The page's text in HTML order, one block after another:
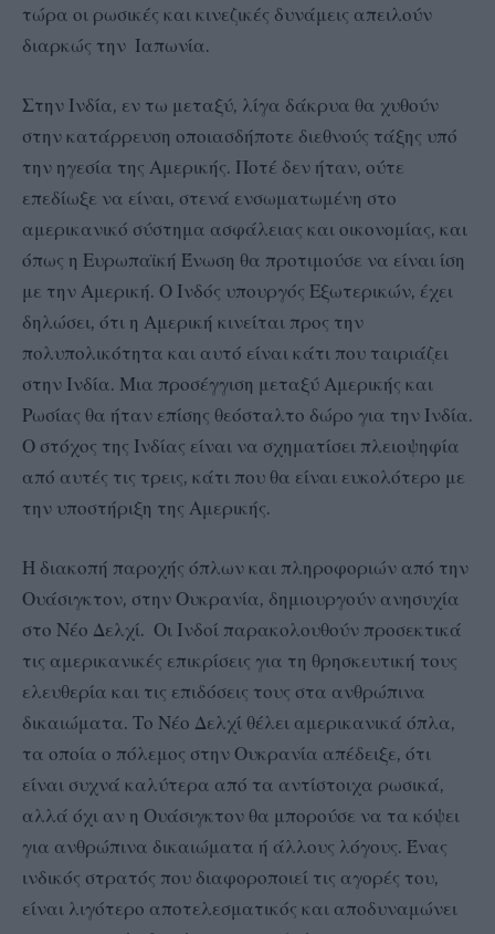
τώρα οι ρωσικές και κινεζικές δυνάμεις απειλούν
διαρκώς την Ιαπωνία.
Στην Ινδία, εν τω μεταξύ, λίγα δάκρυα θα χυθούν
στην κατάρρευση οποιασδήποτε διεθνούς τάξης υπό
την ηγεσία της Αμερικής. Ποτέ δεν ήταν, ούτε
επεδίωξε να είναι, στενά ενσωματωμένη στο
αμερικανικό σύστημα ασφάλειας και οικονομίας, και
όπως η Ευρωπαϊκή Ένωση θα προτιμούσε να είναι ίση
με την Αμερική. Ο Ινδός υπουργός Εξωτερικών, έχει
δηλώσει, ότι η Αμερική κινείται προς την
πολυπολικότητα και αυτό είναι κάτι που ταιριάζει
στην Ινδία. Μια προσέγγιση μεταξύ Αμερικής και
Ρωσίας θα ήταν επίσης θεόσταλτο δώρο για την Ινδία.
Ο στόχος της Ινδίας είναι να σχηματίσει πλειοψηφία
από αυτές τις τρεις, κάτι που θα είναι ευκολότερο με
την υποστήριξη της Αμερικής.
Η διακοπή παροχής όπλων και πληροφοριών από την
Ουάσιγκτον, στην Ουκρανία, δημιουργούν ανησυχία
στο Νέο Δελχί. Οι Ινδοί παρακολουθούν προσεκτικά
τις αμερικανικές επικρίσεις για τη θρησκευτική τους
ελευθερία και τις επιδόσεις τους στα ανθρώπινα
δικαιώματα. Το Νέο Δελχί θέλει αμερικανικά όπλα,
τα οποία ο πόλεμος στην Ουκρανία απέδειξε, ότι
είναι συχνά καλύτερα από τα αντίστοιχα ρωσικά,
αλλά όχι αν η Ουάσιγκτον θα μπορούσε να τα κόψει
για ανθρώπινα δικαιώματα ή άλλους λόγους. Ένας
ινδικός στρατός που διαφοροποιεί τις αγορές του,
είναι λιγότερο αποτελεσματικός και αποδυναμώνει